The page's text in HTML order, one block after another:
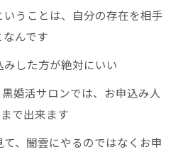
うことは、自分の存在を相手
んです
した方が絶対にいい
婚活サロンでは、お申込み人
で出来ます
、闇雲にやるのではなくお申